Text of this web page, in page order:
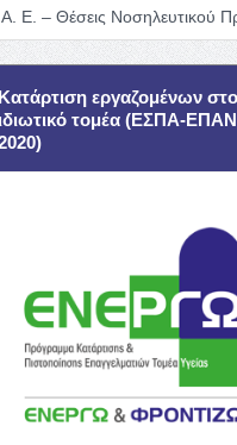
Προσωπικού
Κατάρτιση εργαζομένων
ιδιωτικό τομέα (ΕΣΠΑ-